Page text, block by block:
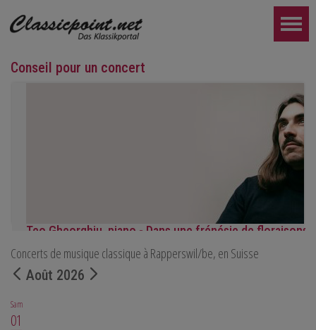
Conseil pour un concert
Teo Gheorghiu, piano - Dans une frénésie de floraisons
Récital de piano
le samedi 29 août 2026 à 17h30 à l'Hôtel Restaurant Hammer
Concerts de musique classique à Rapperswil/be, en Suisse
Août 2026
Sam
01